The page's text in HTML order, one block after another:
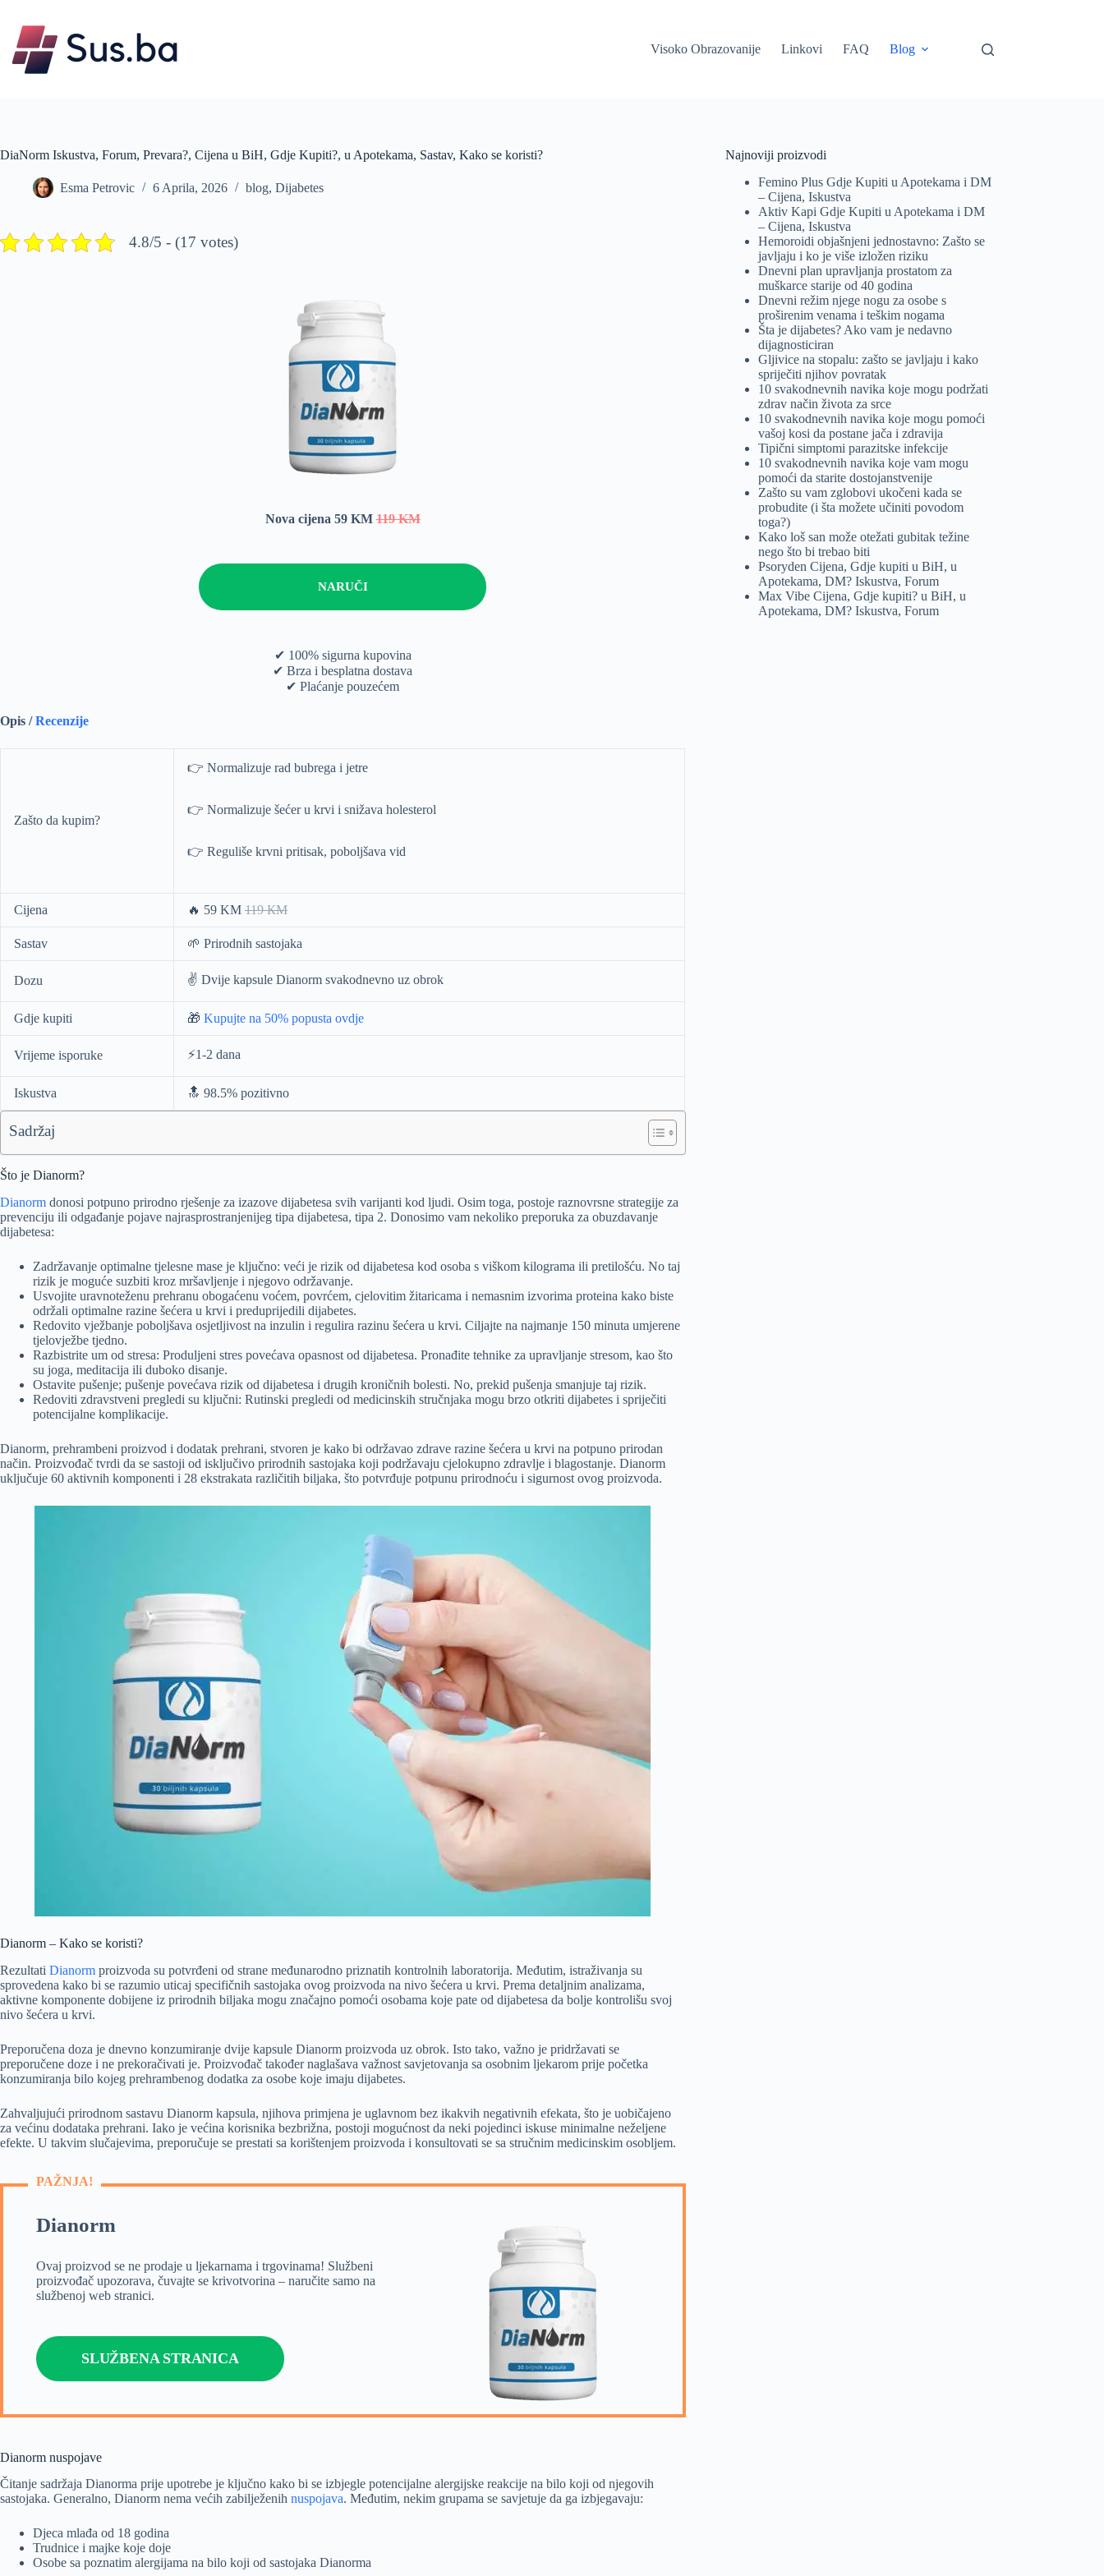
content
Visoko Obrazovanije
Linkovi FAQ Blog
DiaNorm Iskustva, Forum, Prevara?, Cijena u BiH, Gdje Kupiti?, u Apotekama, Sastav, Kako se koristi?
Esma Petrovic 6 Aprila, 2026 blog, Dijabetes
4.8/5 - (17 votes)
Nova cijena 59 KM 119 KM
NARUČI
✔ 100% sigurna kupovina
✔ Brza i besplatna dostava
✔ Plaćanje pouzećem
Opis /Recenzije
Zašto da kupim?
👉 Normalizuje rad bubrega i jetre
👉 Normalizuje šećer u krvi i snižava holesterol
👉 Reguliše krvni pritisak, poboljšava vid
Cijena 🔥 59 KM 119 КМ
Sastav 🌱 Prirodnih sastojaka
Dozu ✌️ Dvije kapsule Dianorm svakodnevno uz obrok
Gdje kupiti 🎁 Kupujte na 50% popusta ovdje
Vrijeme isporuke ⚡️1-2 dana
Iskustva 🔝 98.5% pozitivno
Sadržaj
Što je Dianorm?
Dianorm donosi potpuno prirodno rješenje za izazove dijabetesa svih varijanti kod ljudi. Osim toga, postoje raznovrsne strategije za
prevenciju ili odgađanje pojave najrasprostranjenijeg tipa dijabetesa, tipa 2. Donosimo vam nekoliko preporuka za obuzdavanje
dijabetesa:
Zadržavanje optimalne tjelesne mase je ključno: veći je rizik od dijabetesa kod osoba s viškom kilograma ili pretilošću. No taj
rizik je moguće suzbiti kroz mršavljenje i njegovo održavanje.
Usvojite uravnoteženu prehranu obogaćenu voćem, povrćem, cjelovitim žitaricama i nemasnim izvorima proteina kako biste
održali optimalne razine šećera u krvi i preduprijedili dijabetes.
Redovito vježbanje poboljšava osjetljivost na inzulin i regulira razinu šećera u krvi. Ciljajte na najmanje 150 minuta umjerene
tjelovježbe tjedno.
Razbistrite um od stresa: Produljeni stres povećava opasnost od dijabetesa. Pronađite tehnike za upravljanje stresom, kao što
su joga, meditacija ili duboko disanje.
Ostavite pušenje; pušenje povećava rizik od dijabetesa i drugih kroničnih bolesti. No, prekid pušenja smanjuje taj rizik.
Redoviti zdravstveni pregledi su ključni: Rutinski pregledi od medicinskih stručnjaka mogu brzo otkriti dijabetes i spriječiti
potencijalne komplikacije.
Dianorm, prehrambeni proizvod i dodatak prehrani, stvoren je kako bi održavao zdrave razine šećera u krvi na potpuno prirodan
način. Proizvođač tvrdi da se sastoji od isključivo prirodnih sastojaka koji podržavaju cjelokupno zdravlje i blagostanje. Dianorm
uključuje 60 aktivnih komponenti i 28 ekstrakata različitih biljaka, što potvrđuje potpunu prirodnoću i sigurnost ovog proizvoda.
Dianorm – Kako se koristi?
Rezultati Dianorm proizvoda su potvrđeni od strane međunarodno priznatih kontrolnih laboratorija. Međutim, istraživanja su
sprovedena kako bi se razumio uticaj specifičnih sastojaka ovog proizvoda na nivo šećera u krvi. Prema detaljnim analizama,
aktivne komponente dobijene iz prirodnih biljaka mogu značajno pomoći osobama koje pate od dijabetesa da bolje kontrolišu svoj
nivo šećera u krvi.
Preporučena doza je dnevno konzumiranje dvije kapsule Dianorm proizvoda uz obrok. Isto tako, važno je pridržavati se
preporučene doze i ne prekoračivati je. Proizvođač također naglašava važnost savjetovanja sa osobnim ljekarom prije početka
konzumiranja bilo kojeg prehrambenog dodatka za osobe koje imaju dijabetes.
Zahvaljujući prirodnom sastavu Dianorm kapsula, njihova primjena je uglavnom bez ikakvih negativnih efekata, što je uobičajeno
za većinu dodataka prehrani. Iako je većina korisnika bezbrižna, postoji mogućnost da neki pojedinci iskuse minimalne neželjene
efekte. U takvim slučajevima, preporučuje se prestati sa korištenjem proizvoda i konsultovati se sa stručnim medicinskim osobljem.
PAŽNJA!
Dianorm
Ovaj proizvod se ne prodaje u ljekarnama i trgovinama! Službeni
proizvođač upozorava, čuvajte se krivotvorina – naručite samo na
službenoj web stranici.
SLUŽBENA STRANICA
Dianorm nuspojave
Čitanje sadržaja Dianorma prije upotrebe je ključno kako bi se izbjegle potencijalne alergijske reakcije na bilo koji od njegovih
sastojaka. Generalno, Dianorm nema većih zabilježenih nuspojava. Međutim, nekim grupama se savjetuje da ga izbjegavaju:
Djeca mlađa od 18 godina
Trudnice i majke koje doje
Osobe sa poznatim alergijama na bilo koji od sastojaka Dianorma
Najnoviji proizvodi
Femino Plus Gdje Kupiti u Apotekama i DM
– Cijena, Iskustva
Aktiv Kapi Gdje Kupiti u Apotekama i DM
– Cijena, Iskustva
Hemoroidi objašnjeni jednostavno: Zašto se
javljaju i ko je više izložen riziku
Dnevni plan upravljanja prostatom za
muškarce starije od 40 godina
Dnevni režim njege nogu za osobe s
proširenim venama i teškim nogama
Šta je dijabetes? Ako vam je nedavno
dijagnosticiran
Gljivice na stopalu: zašto se javljaju i kako
spriječiti njihov povratak
10 svakodnevnih navika koje mogu podržati
zdrav način života za srce
10 svakodnevnih navika koje mogu pomoći
vašoj kosi da postane jača i zdravija
Tipični simptomi parazitske infekcije
10 svakodnevnih navika koje vam mogu
pomoći da starite dostojanstvenije
Zašto su vam zglobovi ukočeni kada se
probudite (i šta možete učiniti povodom
toga?)
Kako loš san može otežati gubitak težine
nego što bi trebao biti
Psoryden Cijena, Gdje kupiti u BiH, u
Apotekama, DM? Iskustva, Forum
Max Vibe Cijena, Gdje kupiti? u BiH, u
Apotekama, DM? Iskustva, Forum